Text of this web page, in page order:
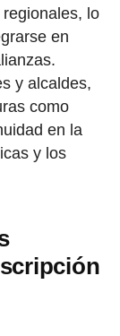
lo
en
y alcaldes,
como
en la
y los